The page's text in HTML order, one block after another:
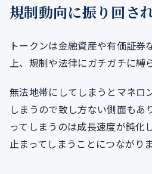
規制動向に振り回さ
トークンは金融資産や有価証券
上、規制や法律にガチガチに縛
無法地帯にしてしまうとマネロ
しまうので致し方ない側面もあ
ってしまうのは成長速度が鈍化
止まってしまうことにつながりま